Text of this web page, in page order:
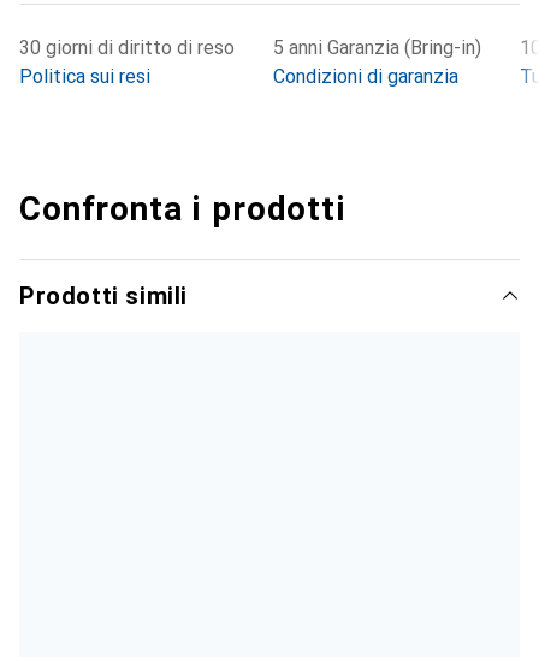
30 giorni di diritto di reso
Politica sui resi
5 anni Garanzia (Bring-in)
Condizioni di garanzia
Confronta i prodotti
Prodotti simili